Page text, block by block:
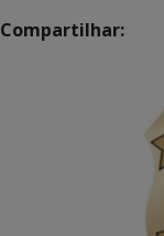
Compartilhar: